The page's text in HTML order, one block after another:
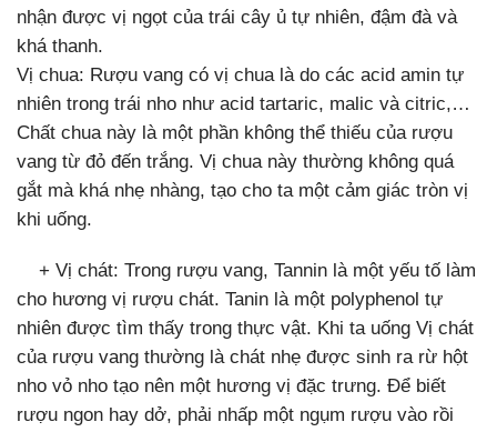
nhận được vị ngọt của trái cây ủ tự nhiên, đậm đà và
khá thanh.
Vị chua: Rượu vang có vị chua là do các acid amin tự
nhiên trong trái nho như acid tartaric, malic và citric,…
Chất chua này là một phần không thể thiếu của rượu
vang từ đỏ đến trắng. Vị chua này thường không quá
gắt mà khá nhẹ nhàng, tạo cho ta một cảm giác tròn vị
khi uống.
+ Vị chát: Trong rượu vang, Tannin là một yếu tố làm
cho hương vị rượu chát. Tanin là một polyphenol tự
nhiên được tìm thấy trong thực vật. Khi ta uống Vị chát
của rượu vang thường là chát nhẹ được sinh ra rừ hột
nho vỏ nho tạo nên một hương vị đặc trưng. Để biết
rượu ngon hay dở, phải nhấp một ngụm rượu vào rồi